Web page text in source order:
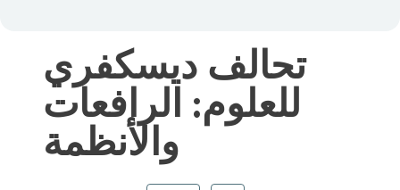
تحالف ديسكفري
للعلوم: الرافعات
والأنظمة